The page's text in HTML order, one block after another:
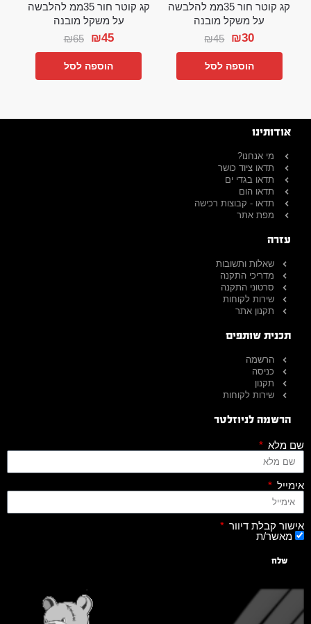
קג קוטר חור 35ממ להלבשה
על משקל מובנה
₪45 ₪30
הוספה לסל
קג קוטר חור 35ממ להלבשה
על משקל מובנה
₪65 ₪45
הוספה לסל
אודותינו
מי אנחנו?
תדאו ציוד כושר
תדאו בגדי ים
תדאו הום
תדאו - קבוצות רכישה
מפת אתר
עזרה
שאלות ותשובות
מדריכי התקנה
סרטוני התקנה
שירות לקוחות
תקנון אתר
תכנית שותפים
הרשמה
כניסה
תקנון
שירות לקוחות
הרשמה לניוזלטר
שם מלא
אימייל
אישור קבלת דיוור
מאשר/ת
שלח